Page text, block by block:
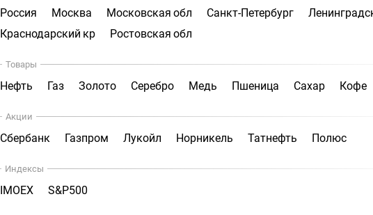
Россия Москва Московская обл Санкт-Петербург
Краснодарский кр
Ростовская обл
Товары
Нефть Газ Золото Серебро Медь Пшеница Сахар Кофе
Акции
Сбербанк Газпром Лукойл Норникель Татнефть Полюс
Индексы
IMOEX S&P500